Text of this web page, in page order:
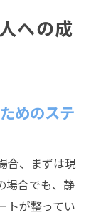
への成
めのステ
合、まずは現
場合でも、静
トが整ってい